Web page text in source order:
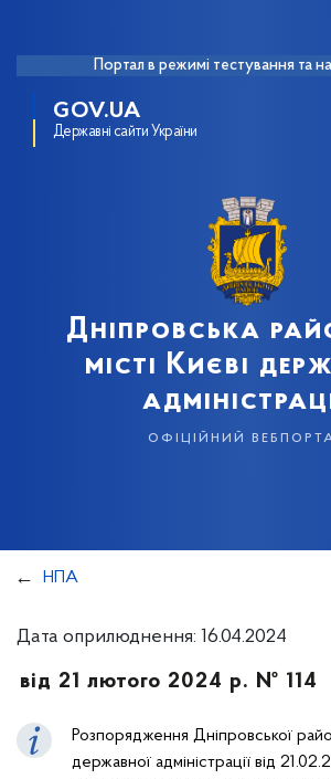
Портал в режимі тестування та
GOV.UA
Державні сайти України
Дніпровська
місті Києві
офіційний
НПА
Дата оприлюднення: 16.04.2024
від 21 лютого 2024 р. № 114
Розпорядження Дніпровської
державної адміністрації від